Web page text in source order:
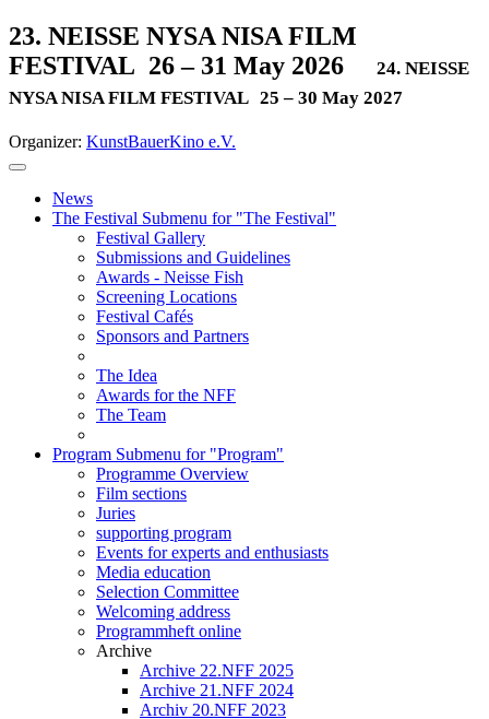
23. NEISSE NYSA NISA FILM
FESTIVAL 26 – 31 May 2026
24. NEISSE
NYSA NISA FILM FESTIVAL 25 – 30 May 2027
Organizer: KunstBauerKino e.V.
News
The Festival Submenu for "The Festival"
Festival Gallery
Submissions and Guidelines
Awards - Neisse Fish
Screening Locations
Festival Cafés
Sponsors and Partners
The Idea
Awards for the NFF
The Team
Program Submenu for "Program"
Programme Overview
Film sections
Juries
supporting program
Events for experts and enthusiasts
Media education
Selection Committee
Welcoming address
Programmheft online
Archive
Archive 22.NFF 2025
Archive 21.NFF 2024
Archiv 20.NFF 2023